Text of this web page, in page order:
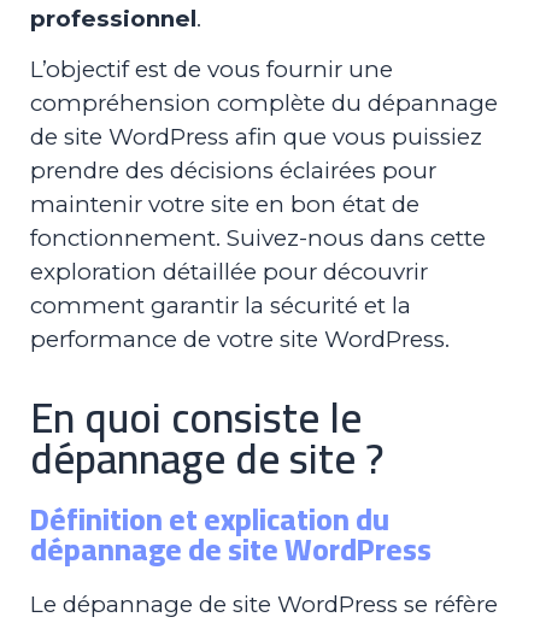
professionnel.
L’objectif est de vous fournir une
compréhension complète du dépannage
de site WordPress afin que vous puissiez
prendre des décisions éclairées pour
maintenir votre site en bon état de
fonctionnement. Suivez-nous dans cette
exploration détaillée pour découvrir
comment garantir la sécurité et la
performance de votre site WordPress.
En quoi consiste le
dépannage de site ?
Définition et explication du
dépannage de site WordPress
Le dépannage de site WordPress se réfère